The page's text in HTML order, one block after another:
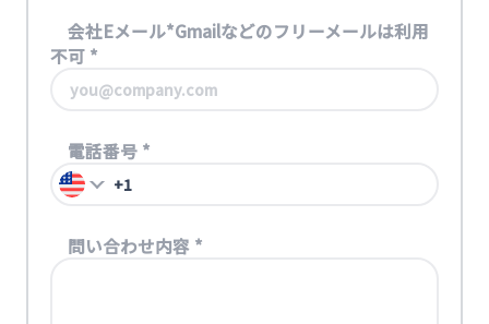
会社Eメール*Gmailなどのフリーメールは利用
不可 *
電話番号 *
問い合わせ内容 *